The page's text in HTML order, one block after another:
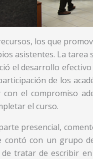
los que
asistentes. La
el desarrollo
de los
el compromiso
el curso.
presencial,
con un grupo
tratar de escribir